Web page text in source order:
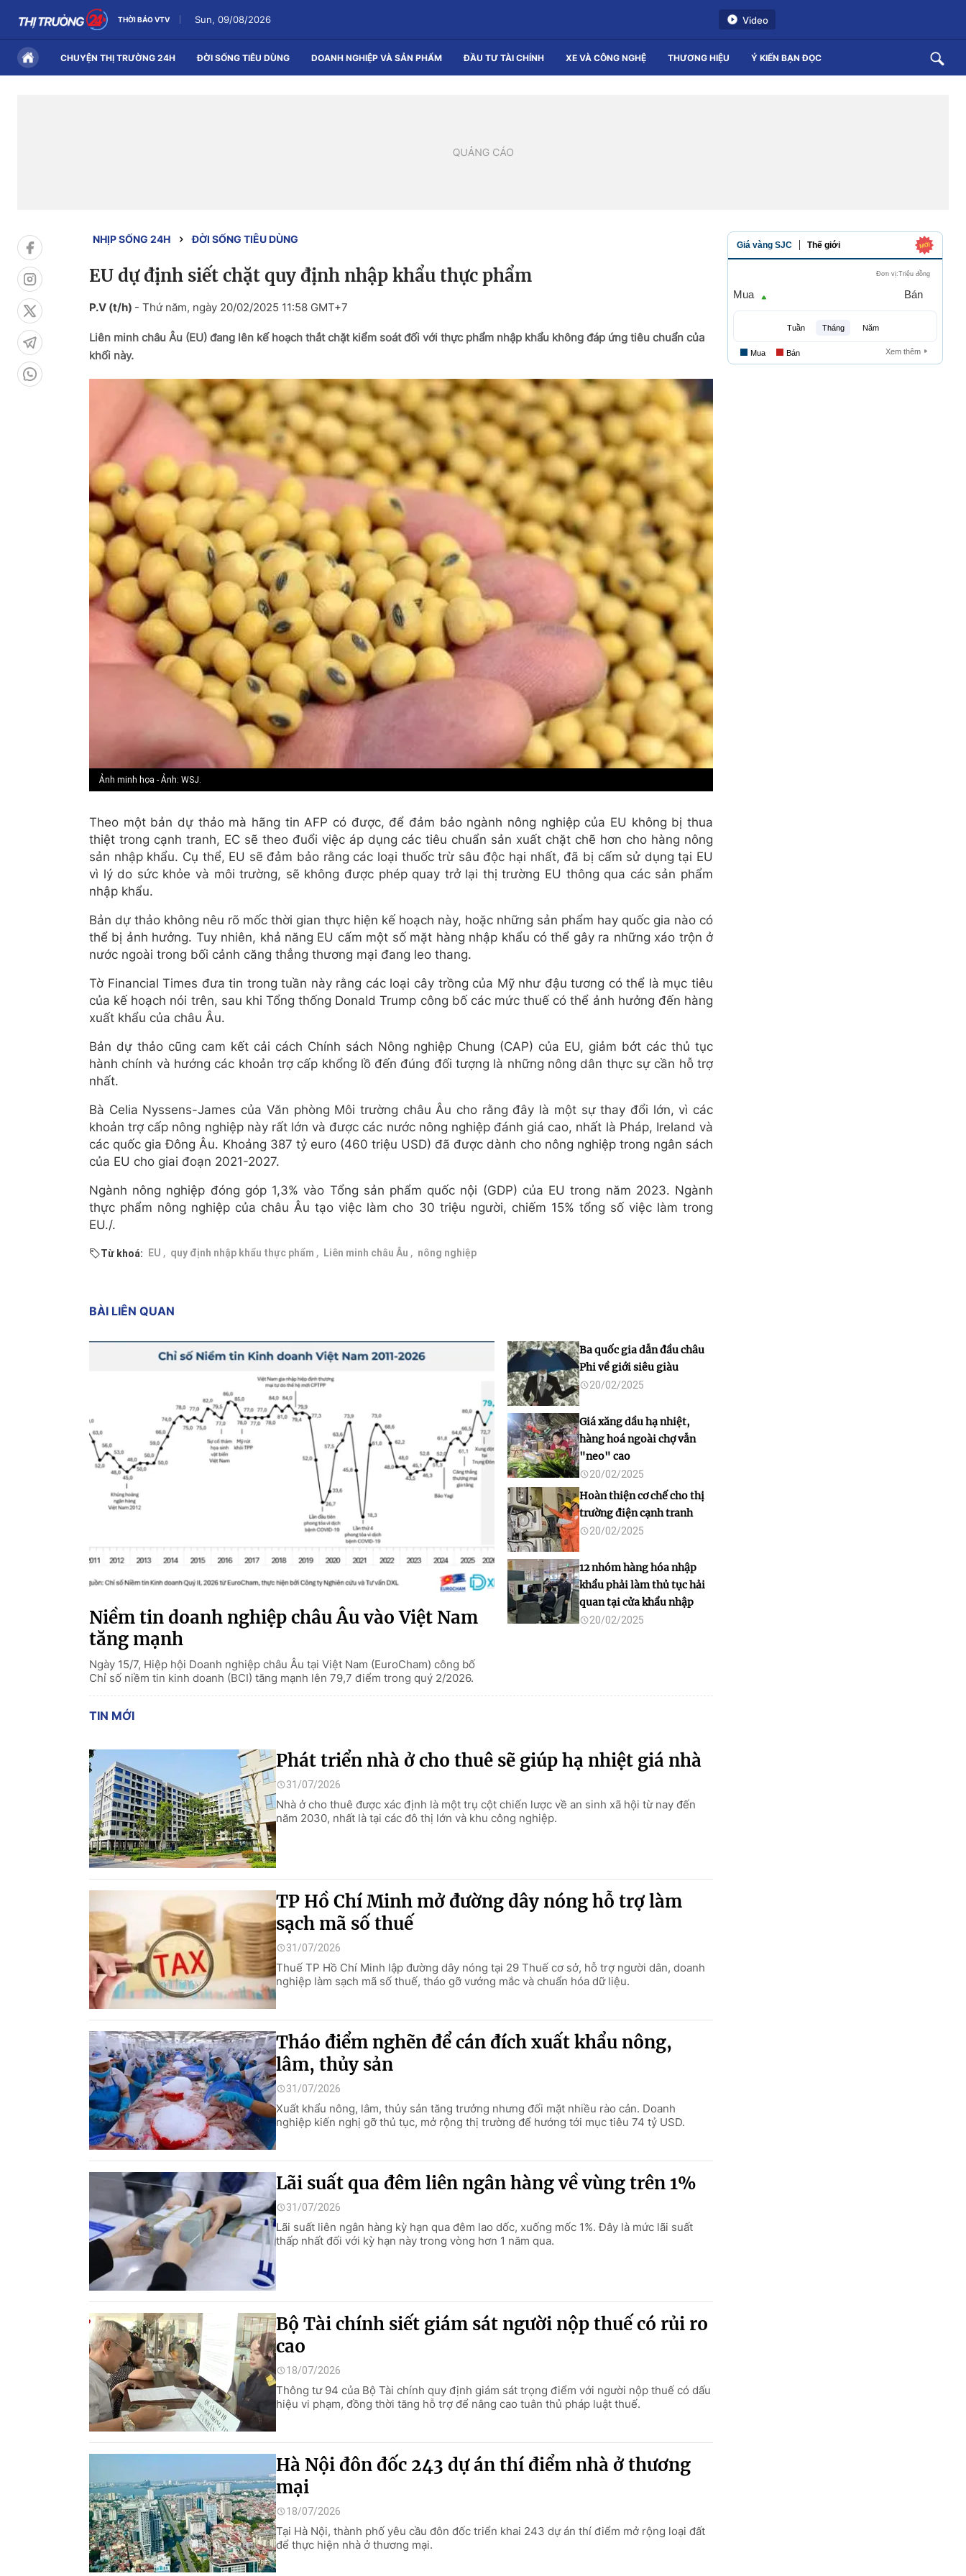
THỜI BÁO VTV Sun, 09/08/2026 Video
CHUYỆN THỊ TRƯỜNG 24H ĐỜI SỐNG TIÊU DÙNG DOANH NGHIỆP VÀ SẢN PHẨM ĐẦU TƯ TÀI CHÍNH XE VÀ CÔNG NGHỆ THƯƠNG HIỆU Ý KIẾN BẠN ĐỌC
NHỊP SỐNG 24H ĐỜI SỐNG TIÊU DÙNG
EU dự định siết chặt quy định nhập khẩu thực phẩm
P.V (t/h) - Thứ năm, ngày 20/02/2025 11:58 GMT+7
Liên minh châu Âu (EU) đang lên kế hoạch thắt chặt kiểm soát đối với thực phẩm nhập khẩu không đáp ứng tiêu chuẩn của
khối này.
Ảnh minh họa - Ảnh: WSJ.
Theo một bản dự thảo mà hãng tin AFP có được, để đảm bảo ngành nông nghiệp của EU không bị thua
thiệt trong cạnh tranh, EC sẽ theo đuổi việc áp dụng các tiêu chuẩn sản xuất chặt chẽ hơn cho hàng nông
sản nhập khẩu. Cụ thể, EU sẽ đảm bảo rằng các loại thuốc trừ sâu độc hại nhất, đã bị cấm sử dụng tại EU
vì lý do sức khỏe và môi trường, sẽ không được phép quay trở lại thị trường EU thông qua các sản phẩm
nhập khẩu.
Bản dự thảo không nêu rõ mốc thời gian thực hiện kế hoạch này, hoặc những sản phẩm hay quốc gia nào có
thể bị ảnh hưởng. Tuy nhiên, khả năng EU cấm một số mặt hàng nhập khẩu có thể gây ra những xáo trộn ở
nước ngoài trong bối cảnh căng thẳng thương mại đang leo thang.
Tờ Financial Times đưa tin trong tuần này rằng các loại cây trồng của Mỹ như đậu tương có thể là mục tiêu
của kế hoạch nói trên, sau khi Tổng thống Donald Trump công bố các mức thuế có thể ảnh hưởng đến hàng
xuất khẩu của châu Âu.
Bản dự thảo cũng cam kết cải cách Chính sách Nông nghiệp Chung (CAP) của EU, giảm bớt các thủ tục
hành chính và hướng các khoản trợ cấp khổng lồ đến đúng đối tượng là những nông dân thực sự cần hỗ trợ
nhất.
Bà Celia Nyssens-James của Văn phòng Môi trường châu Âu cho rằng đây là một sự thay đổi lớn, vì các
khoản trợ cấp nông nghiệp này rất lớn và được các nước nông nghiệp đánh giá cao, nhất là Pháp, Ireland và
các quốc gia Đông Âu. Khoảng 387 tỷ euro (460 triệu USD) đã được dành cho nông nghiệp trong ngân sách
của EU cho giai đoạn 2021-2027.
Ngành nông nghiệp đóng góp 1,3% vào Tổng sản phẩm quốc nội (GDP) của EU trong năm 2023. Ngành
thực phẩm nông nghiệp của châu Âu tạo việc làm cho 30 triệu người, chiếm 15% tổng số việc làm trong
EU./.
Từ khoá: EU , quy định nhập khẩu thực phẩm , Liên minh châu Âu , nông nghiệp
BÀI LIÊN QUAN
Niềm tin doanh nghiệp châu Âu vào Việt Nam
tăng mạnh
Ngày 15/7, Hiệp hội Doanh nghiệp châu Âu tại Việt Nam (EuroCham) công bố
Chỉ số niềm tin kinh doanh (BCI) tăng mạnh lên 79,7 điểm trong quý 2/2026.
Ba quốc gia dẫn đầu châu
Phi về giới siêu giàu
20/02/2025
Giá xăng dầu hạ nhiệt,
hàng hoá ngoài chợ vẫn
"neo" cao
20/02/2025
Hoàn thiện cơ chế cho thị
trường điện cạnh tranh
20/02/2025
12 nhóm hàng hóa nhập
khẩu phải làm thủ tục hải
quan tại cửa khẩu nhập
20/02/2025
TIN MỚI
Phát triển nhà ở cho thuê sẽ giúp hạ nhiệt giá nhà
31/07/2026
Nhà ở cho thuê được xác định là một trụ cột chiến lược về an sinh xã hội từ nay đến
năm 2030, nhất là tại các đô thị lớn và khu công nghiệp.
TP Hồ Chí Minh mở đường dây nóng hỗ trợ làm
sạch mã số thuế
31/07/2026
Thuế TP Hồ Chí Minh lập đường dây nóng tại 29 Thuế cơ sở, hỗ trợ người dân, doanh
nghiệp làm sạch mã số thuế, tháo gỡ vướng mắc và chuẩn hóa dữ liệu.
Tháo điểm nghẽn để cán đích xuất khẩu nông,
lâm, thủy sản
31/07/2026
Xuất khẩu nông, lâm, thủy sản tăng trưởng nhưng đối mặt nhiều rào cản. Doanh
nghiệp kiến nghị gỡ thủ tục, mở rộng thị trường để hướng tới mục tiêu 74 tỷ USD.
Lãi suất qua đêm liên ngân hàng về vùng trên 1%
31/07/2026
Lãi suất liên ngân hàng kỳ hạn qua đêm lao dốc, xuống mốc 1%. Đây là mức lãi suất
thấp nhất đối với kỳ hạn này trong vòng hơn 1 năm qua.
Bộ Tài chính siết giám sát người nộp thuế có rủi ro
cao
18/07/2026
Thông tư 94 của Bộ Tài chính quy định giám sát trọng điểm với người nộp thuế có dấu
hiệu vi phạm, đồng thời tăng hỗ trợ để nâng cao tuân thủ pháp luật thuế.
Hà Nội đôn đốc 243 dự án thí điểm nhà ở thương
mại
18/07/2026
Tại Hà Nội, thành phố yêu cầu đôn đốc triển khai 243 dự án thí điểm mở rộng loại đất
để thực hiện nhà ở thương mại.